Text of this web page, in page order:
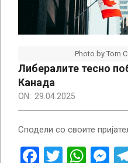
Photo by Tom
Либералите тесно
Канада
ON: 29.04.2025
Сподели со своите
Facebook
Twitter